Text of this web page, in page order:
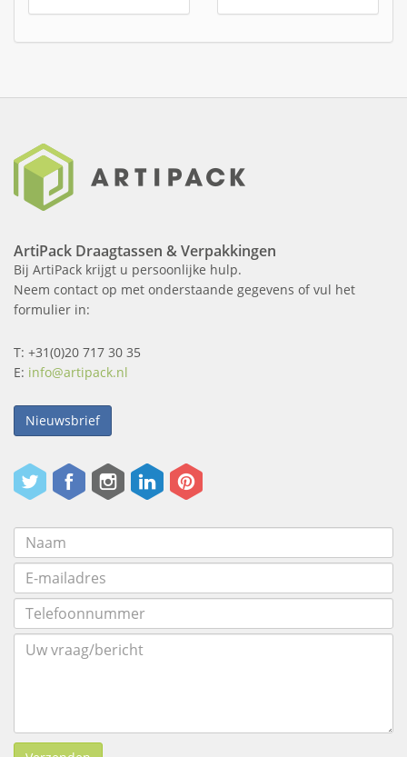
ArtiPack Draagtassen & Verpakkingen
Bij ArtiPack krijgt u persoonlijke hulp.
Neem contact op met onderstaande gegevens of vul het
formulier in:
T: +31(0)20 717 30 35
E: info@artipack.nl
Nieuwsbrief